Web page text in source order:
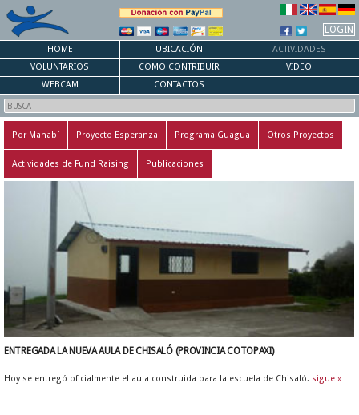
LOGIN
HOME UBICACIÓN
ACTIVIDADES
VOLUNTARIOS
COMO CONTRIBUIR
VIDEO
WEBCAM
CONTACTOS
Por Manabí Proyecto Esperanza Programa Guagua Otros Proyectos
Actividades de Fund Raising Publicaciones
ENTREGADA LA NUEVA AULA DE CHISALÓ (PROVINCIA COTOPAXI)
Hoy se entregó oficialmente el aula construida para la escuela de Chisaló. sigue »